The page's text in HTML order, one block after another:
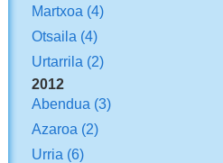
Martxoa (4)
Otsaila (4)
Urtarrila (2)
2012
Abendua (3)
Azaroa (2)
Urria (6)